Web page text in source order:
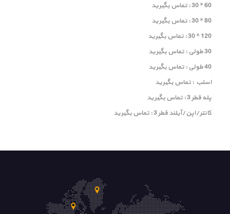
60 * 30 : تماس بگیرید
80 * 30 : تماس بگیرید
120 * 30 : تماس بگیرید
30 طولی : تماس بگیرید
40 طولی : تماس بگیرید
اسلب : تماس بگیرید
پله قطر 3 : تماس بگیرید
کانتر/اپن/آیلند قطر 3 : تماس بگیرید